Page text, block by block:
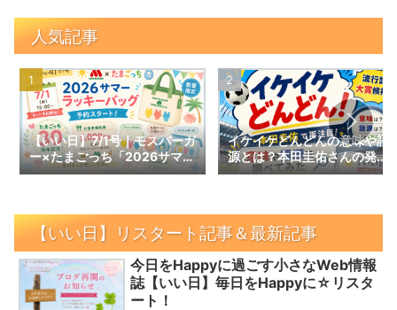
人気記事
【いい日】7/1号｜モスバーガ
ー×たまごっち「2026サマー
ラッキーバッグ」予約スター
イケイケどんどんの意味や語
源とは？本田圭佑さんの発言
で話題の言葉を調べてみた｜
【いい日】リスタート記事＆最新記事
今日をHappyに過ごす小さなWeb情報
誌【いい日】毎日をHappyに☆リスタ
ート！